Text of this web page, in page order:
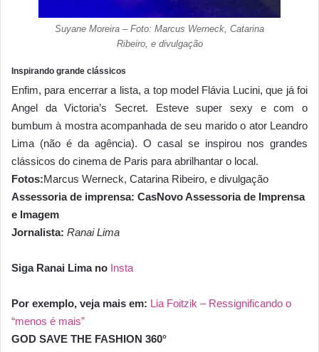
Suyane Moreira – Foto: Marcus Werneck, Catarina
Ribeiro, e divulgação
Inspirando grande clássicos
Enfim, para encerrar a lista, a top model Flávia Lucini, que já foi
Angel da Victoria’s Secret. Esteve super sexy e com o
bumbum à mostra acompanhada de seu marido o ator Leandro
Lima (não é da agência). O casal se inspirou nos grandes
clássicos do cinema de Paris para abrilhantar o local.
Fotos:Marcus Werneck, Catarina Ribeiro, e divulgação
Assessoria de imprensa: CasNovo Assessoria de Imprensa
e Imagem
Jornalista: Ranai Lima
Siga Ranai Lima no Insta
Por exemplo, veja mais em: Lia Foitzik – Ressignificando o
“menos é mais”
GOD SAVE THE FASHION 360°